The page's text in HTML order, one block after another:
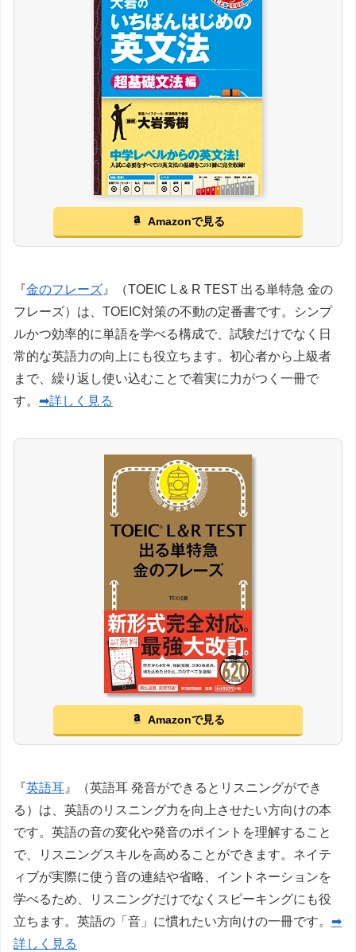
Amazonで見る
『金のフレーズ 』（TOEIC L & R TEST 出る単特急 金の
フレーズ）は、TOEIC対策の不動の定番書です。シンプ
ルかつ効率的に単語を学べる構成で、試験だけでなく日
常的な英語力の向上にも役立ちます。初心者から上級者
まで、繰り返し使い込むことで着実に力がつく一冊で
す。 ➡詳しく見る
Amazonで見る
『英語耳 』（英語耳 発音ができるとリスニングができ
る）は、英語のリスニング力を向上させたい方向けの本
です。英語の音の変化や発音のポイントを理解すること
で、リスニングスキルを高めることができます。ネイテ
ィブが実際に使う音の連結や省略、イントネーションを
学べるため、リスニングだけでなくスピーキングにも役
立ちます。英語の「音」に慣れたい方向けの一冊です。 ➡
詳しく見る